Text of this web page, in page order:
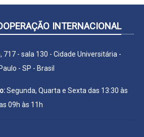
INTERNACIONAL
717 - sala 130 - Cidade Universitária -
- SP - Brasil
Segunda, Quarta e Sexta das 13:30 às
09h às 11h